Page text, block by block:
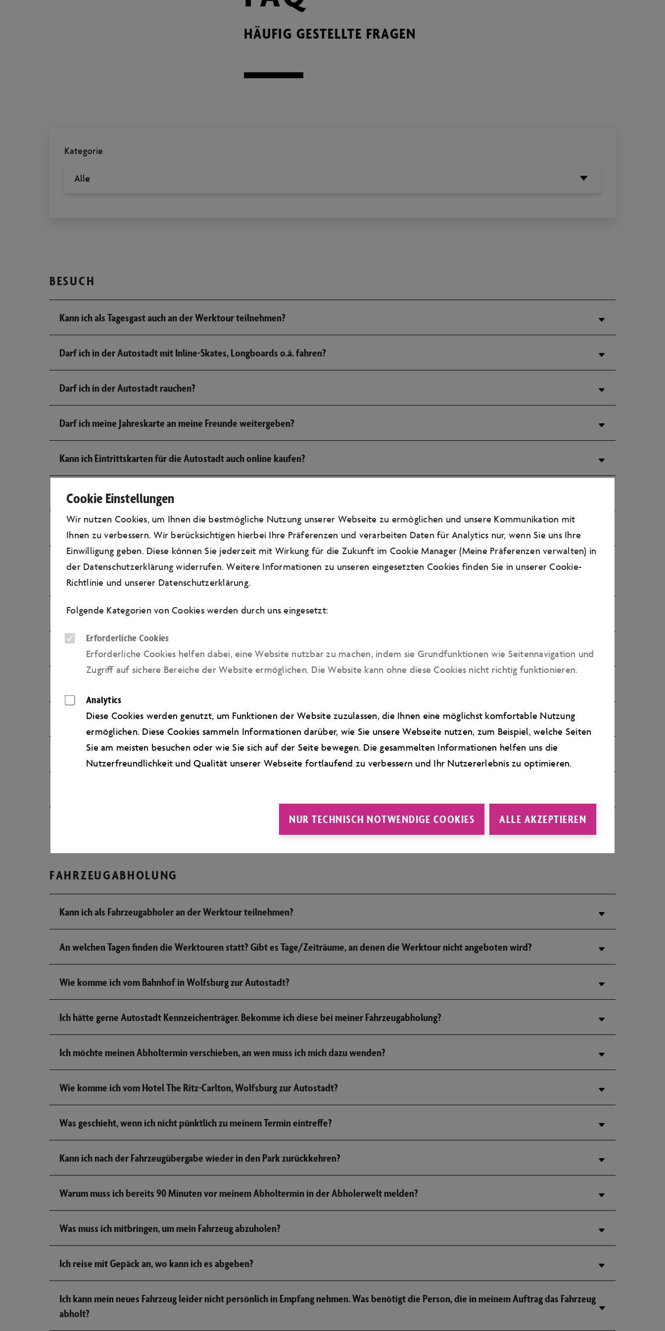
HÄUFIG GESTELLTE FRAGEN
Kategorie
BESUCH
Kann ich als Tagesgast auch an der Werktour teilnehmen?
Darf ich in der Autostadt mit Inline-Skates, Longboards o.ä. fahren?
Darf ich in der Autostadt rauchen?
Darf ich meine Jahreskarte an meine Freunde weitergeben?
Kann ich Eintrittskarten für die Autostadt auch online kaufen?
Können wir unsere Jacken abgeben?
Darf ich meinen Hund mit in die Autostadt bringen?
Ich bin mobilitätseingeschränkt/auf einen Rollstuhl angewiesen/Wir haben einen Kinderwagen dabei. Sind die Autostadt Gebäude für
mich/uns problemlos zugänglich?
Wo ist der Treffpunkt für das Fahrsicherheitstraining?
Gibt es in der Autostadt auch barrierefreie Toiletten?
Eignet sich die Autostadt auch für einen Besuch bei regnerischem Wetter?
Ich reise mit Gepäck an, wo kann ich es abgeben?
Ich habe gehört, dass es außer dem Zeithaus auch noch ein Volkswagen Automuseum gibt. Finde ich dieses auch in der Autostadt?
FAHRZEUGABHOLUNG
Kann ich als Fahrzeugabholer an der Werktour teilnehmen?
An welchen Tagen finden die Werktouren statt? Gibt es Tage/Zeiträume, an denen die Werktour nicht angeboten wird?
Wie komme ich vom Bahnhof in Wolfsburg zur Autostadt?
Ich hätte gerne Autostadt Kennzeichenträger. Bekomme ich diese bei meiner Fahrzeugabholung?
Ich möchte meinen Abholtermin verschieben, an wen muss ich mich dazu wenden?
Wie komme ich vom Hotel The Ritz-Carlton, Wolfsburg zur Autostadt?
Was geschieht, wenn ich nicht pünktlich zu meinem Termin eintreffe?
Kann ich nach der Fahrzeugübergabe wieder in den Park zurückkehren?
Warum muss ich bereits 90 Minuten vor meinem Abholtermin in der Abholerwelt melden?
Was muss ich mitbringen, um mein Fahrzeug abzuholen?
Ich reise mit Gepäck an, wo kann ich es abgeben?
Ich kann mein neues Fahrzeug leider nicht persönlich in Empfang nehmen. Was benötigt die Person, die in meinem Auftrag das Fahrzeug
abholt?
Cookie Einstellungen
Wir nutzen Cookies, um Ihnen die bestmögliche Nutzung unserer Webseite zu ermöglichen und unsere Kommunikation mit
Ihnen zu verbessern. Wir berücksichtigen hierbei Ihre Präferenzen und verarbeiten Daten für Analytics nur, wenn Sie uns Ihre
Einwilligung geben. Diese können Sie jederzeit mit Wirkung für die Zukunft im Cookie Manager (Meine Präferenzen verwalten) in
der Datenschutzerklärung widerrufen. Weitere Informationen zu unseren eingesetzten Cookies finden Sie in unsererCookie-
Richtlinie und unserer Datenschutzerklärung.
Folgende Kategorien von Cookies werden durch uns eingesetzt:
Erforderliche Cookies
Erforderliche Cookies helfen dabei, eine Website nutzbar zu machen, indem sie Grundfunktionen wie Seitennavigation und
Zugriﬀ auf sichere Bereiche der Website ermöglichen. Die Website kann ohne diese Cookies nicht richtig funktionieren.
Analytics
Diese Cookies werden genutzt, um Funktionen der Website zuzulassen, die Ihnen eine möglichst komfortable Nutzung
ermöglichen. Diese Cookies sammeln Informationen darüber, wie Sie unsere Webseite nutzen, zum Beispiel, welche Seiten
Sie am meisten besuchen oder wie Sie sich auf der Seite bewegen. Die gesammelten Informationen helfen uns die
Nutzerfreundlichkeit und Qualität unserer Webseite fortlaufend zu verbessern und Ihr Nutzererlebnis zu optimieren.
NUR TECHNISCH NOTWENDIGE COOKIES ALLE AKZEPTIEREN